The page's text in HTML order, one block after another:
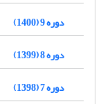
دوره 9 (1400)
دوره 8 (1399)
دوره 7 (1398)